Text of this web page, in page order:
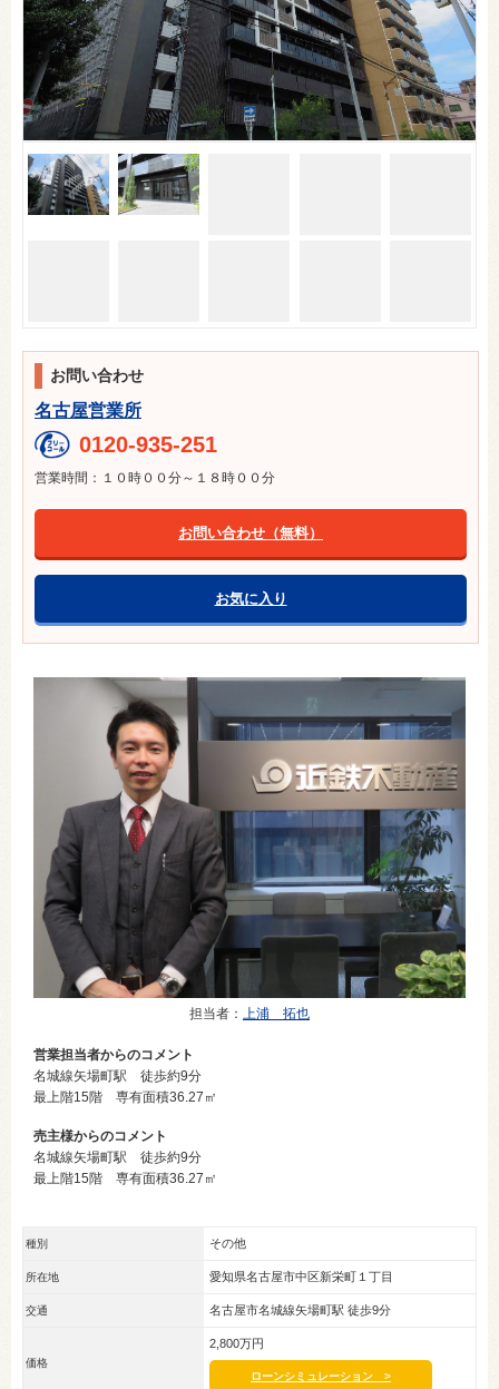
お問い合わせ
名古屋営業所
0120-935-251
営業時間：１０時００分～１８時００分
お問い合わせ（無料）
お気に入り
担当者 ： 上浦 拓也
営業担当者からのコメント
名城線矢場町駅 徒歩約9分
最上階15階 専有面積36.27㎡
売主様からのコメント
名城線矢場町駅 徒歩約9分
最上階15階 専有面積36.27㎡
種別 その他
所在地 愛知県名古屋市中区新栄町１丁目
交通 名古屋市名城線矢場町駅 徒歩9分
価格
2,800万円
ローンシミュレーション >